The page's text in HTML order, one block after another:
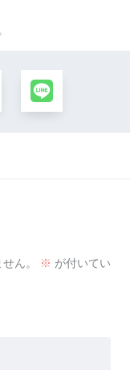
ん。 ※ が付いてい